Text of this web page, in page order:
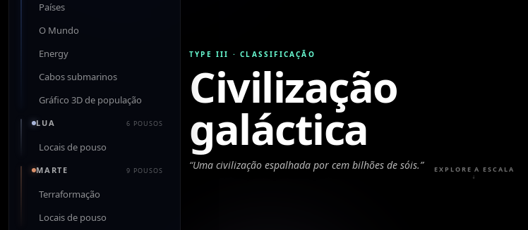
Países
O Mundo
Energy
Cabos submarinos
Gráfico 3D de população
LUA 6 POUSOS
Locais de pouso
MARTE 9 POUSOS
Terraformação
Locais de pouso
TYPE III ·CLASSIFICAÇÃO
Civilização
galáctica
“Uma civilização espalhada por cem bilhões de sóis.”
EXPLORE A ESCALA
↓